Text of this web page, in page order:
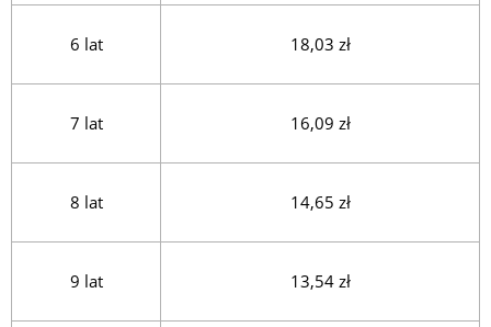
6 lat 18,03 zł
7 lat 16,09 zł
8 lat 14,65 zł
9 lat 13,54 zł